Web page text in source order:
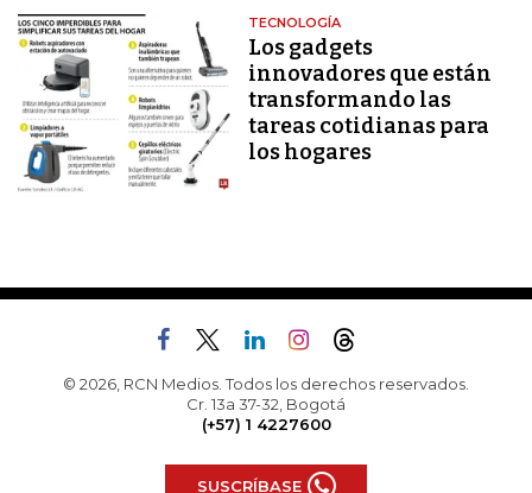
TECNOLOGÍA
Los gadgets
innovadores que están
transformando las
tareas cotidianas para
los hogares
© 2026, RCN Medios. Todos los derechos reservados.
Cr. 13a 37-32, Bogotá
(+57) 1 4227600
SUSCRÍBASE